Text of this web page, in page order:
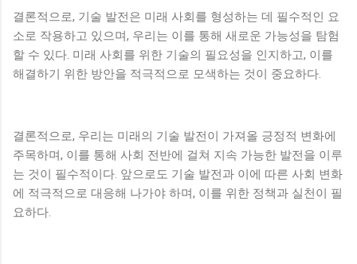
결론적으로, 기술 발전은 미래 사회를 형성하는 데 필수적인 요
소로 작용하고 있으며, 우리는 이를 통해 새로운 가능성을 탐험
할 수 있다. 미래 사회를 위한 기술의 필요성을 인지하고, 이를
해결하기 위한 방안을 적극적으로 모색하는 것이 중요하다.
결론적으로, 우리는 미래의 기술 발전이 가져올 긍정적 변화에
주목하며, 이를 통해 사회 전반에 걸쳐 지속 가능한 발전을 이루
는 것이 필수적이다. 앞으로도 기술 발전과 이에 따른 사회 변화
에 적극적으로 대응해 나가야 하며, 이를 위한 정책과 실천이 필
요하다.